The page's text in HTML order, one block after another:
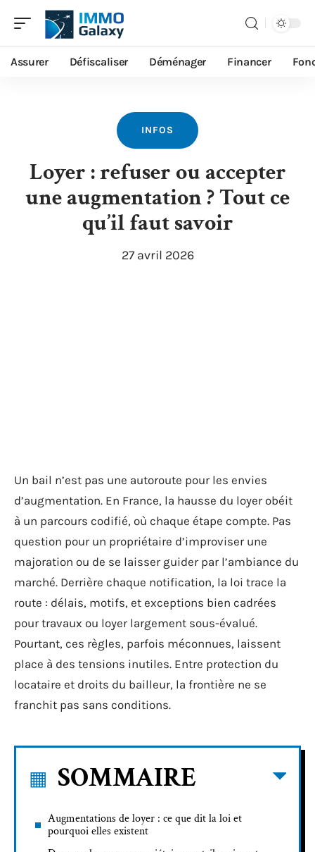
Assurer Défiscaliser Déménager Financer
INFOS
Loyer : refuser ou accepter
une augmentation ? Tout ce
qu’il faut savoir
27 avril 2026
Un bail n’est pas une autoroute pour les envies
d’augmentation. En France, la hausse du loyer obéit
à un parcours codifié, où chaque étape compte. Pas
question pour un propriétaire d’improviser une
majoration ou de se laisser guider par l’ambiance du
marché. Derrière chaque notification, la loi trace la
route : délais, motifs, et exceptions bien cadrées
pour travaux ou loyer largement sous-évalué.
Pourtant, ces règles, parfois méconnues, laissent
place à des tensions inutiles. Entre protection du
locataire et droits du bailleur, la frontière ne se
franchit pas sans conditions.
SOMMAIRE
Augmentations de loyer : ce que dit la loi et
pourquoi elles existent